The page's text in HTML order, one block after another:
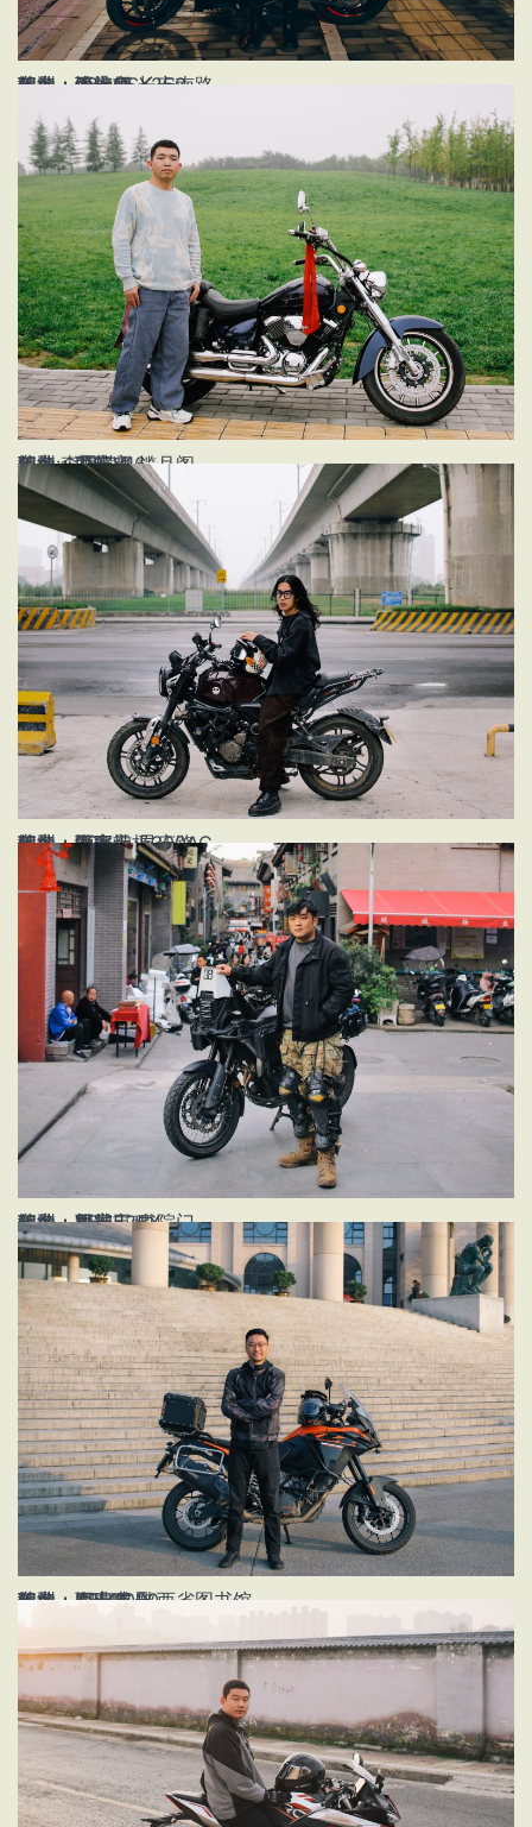
姓名：张梓妤
年龄：28
职业：设计师
车型：铃木GSX250
地点：西安市 长安南路
姓名:李思荣
年龄：25
职业：花艺师
车型：力帆V16
地点：西安市 揽月阁
姓名：石万灿
年龄：20
职业：学生
车型：隆鑫无极300AC
地点：西安市 显庆路
姓名：周宏
年龄：25
职业：机械工程
车型：凯越525X
地点：西安市 书院门
姓名：郑嘉成
年龄：32
职业：企业职员
车型：KTM1090
地点：西安市 陕西省图书馆